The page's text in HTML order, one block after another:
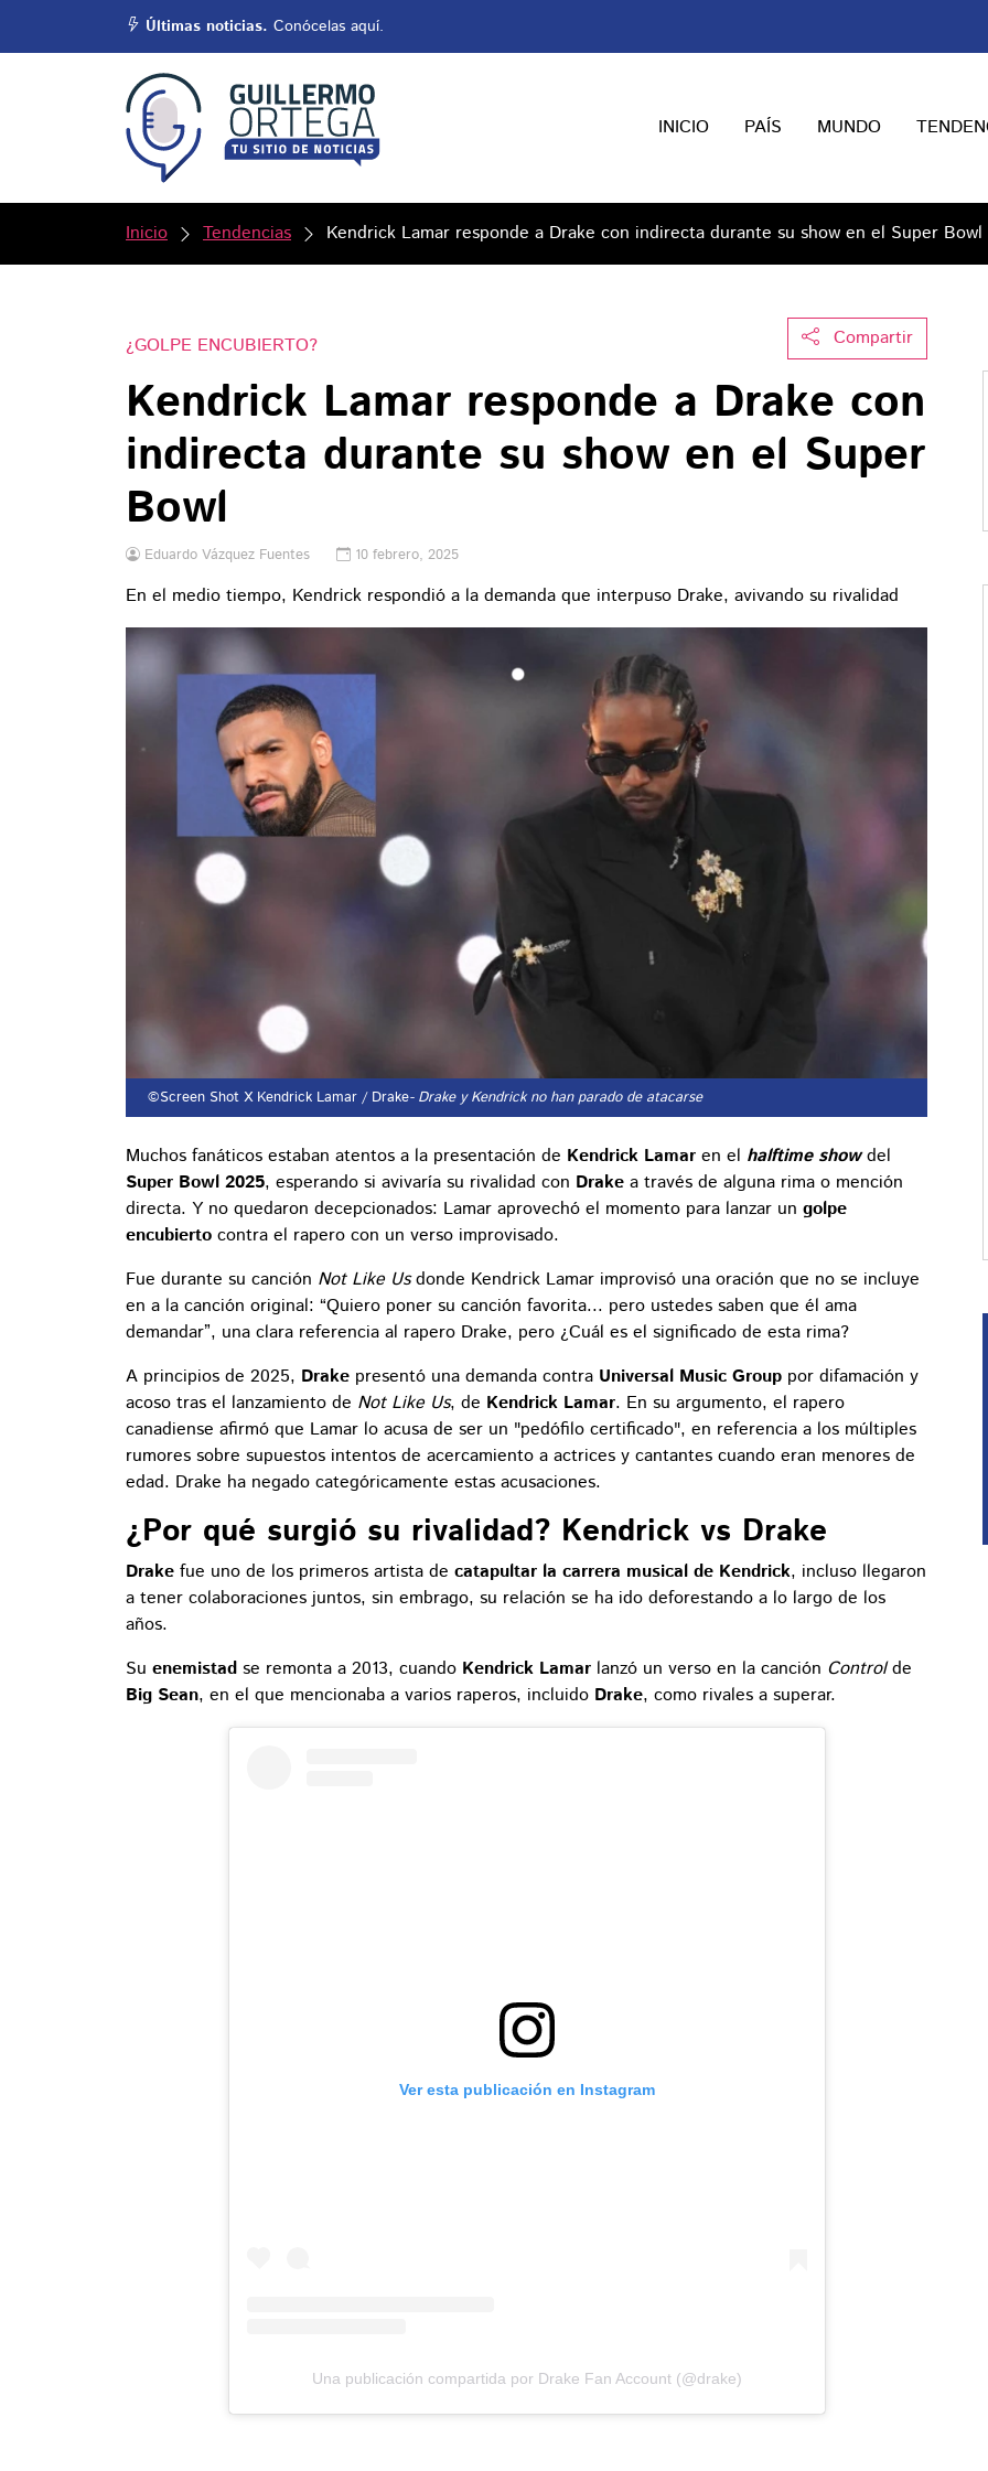
Últimas noticias. Conócelas aquí.
INICIO PAÍS MUNDO
Inicio Tendencias Kendrick Lamar responde a Drake con indirecta durante su show en el Super Bowl
Compartir
¿GOLPE ENCUBIERTO?
Kendrick Lamar responde a Drake con
indirecta durante su show en el Super
Bowl
Eduardo Vázquez Fuentes 10 febrero, 2025
En el medio tiempo, Kendrick respondió a la demanda que interpuso Drake, avivando su rivalidad
©Screen Shot X Kendrick Lamar / Drake- Drake y Kendrick no han parado de atacarse
Muchos fanáticos estaban atentos a la presentación de Kendrick Lamar en el halftime show del
Super Bowl 2025, esperando si avivaría su rivalidad con Drake a través de alguna rima o mención
directa. Y no quedaron decepcionados: Lamar aprovechó el momento para lanzar un golpe
encubierto contra el rapero con un verso improvisado.
Fue durante su canción Not Like Usdonde Kendrick Lamar improvisó una oración que no se incluye
en a la canción original: “Quiero poner su canción favorita... pero ustedes saben que él ama
demandar”, una clara referencia al rapero Drake, pero ¿Cuál es el significado de esta rima?
A principios de 2025, Drake presentó una demanda contra Universal Music Group por difamación y
acoso tras el lanzamiento de Not Like Us, de Kendrick Lamar. En su argumento, el rapero
canadiense afirmó que Lamar lo acusa de ser un "pedófilo certificado", en referencia a los múltiples
rumores sobre supuestos intentos de acercamiento a actrices y cantantes cuando eran menores de
edad. Drake ha negado categóricamente estas acusaciones.
¿Por qué surgió su rivalidad? Kendrick vs Drake
Drake fue uno de los primeros artista de catapultar la carrera musical de Kendrick, incluso llegaron
a tener colaboraciones juntos, sin embrago, su relación se ha ido deforestando a lo largo de los
años.
Su enemistad se remonta a 2013, cuando Kendrick Lamar lanzó un verso en la canción Controlde
Big Sean, en el que mencionaba a varios raperos, incluido Drake, como rivales a superar.
Ver esta publicación en Instagram
Una publicación compartida por Drake Fan Account (@drake)